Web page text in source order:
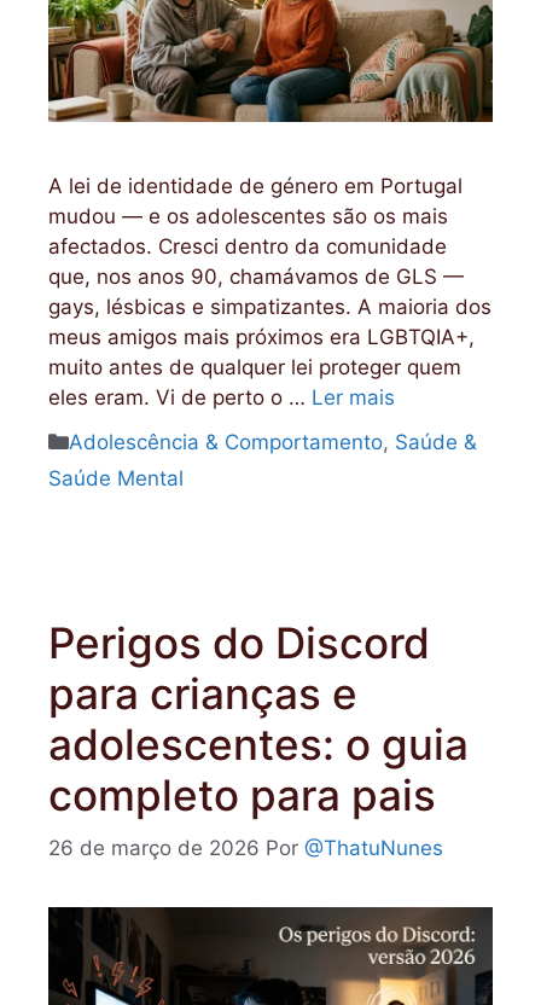
A lei de identidade de género em Portugal
mudou — e os adolescentes são os mais
afectados. Cresci dentro da comunidade
que, nos anos 90, chamávamos de GLS —
gays, lésbicas e simpatizantes. A maioria dos
meus amigos mais próximos era LGBTQIA+,
muito antes de qualquer lei proteger quem
eles eram. Vi de perto o … Ler mais
Categorias
Adolescência & Comportamento, Saúde &
Saúde Mental
Perigos do Discord
para crianças e
adolescentes: o guia
completo para pais
26 de março de 2026 Por @ThatuNunes